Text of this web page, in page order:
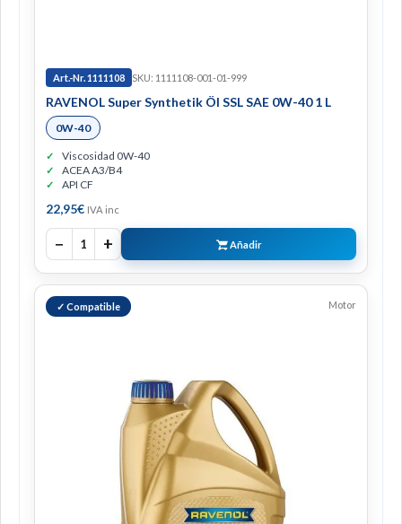
Art.-Nr. 1111108 SKU: 1111108-001-01-999
RAVENOL Super Synthetik Öl SSL SAE 0W-40 1 L
0W-40
Viscosidad 0W-40
ACEA A3/B4
API CF
22,95€ IVA inc
− 1 + Añadir
✓ Compatible Motor